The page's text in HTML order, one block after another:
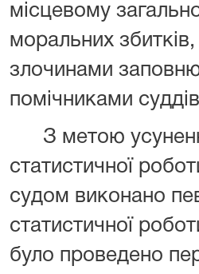
місцевому
моральних
злочинами
помічниками
З метою
статистичної
судом виконано
статистичної
було проведено